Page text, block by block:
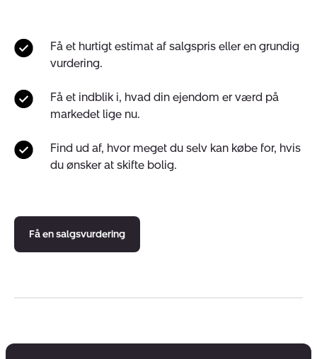
Få et hurtigt estimat af salgspris eller en grundig
vurdering.
Få et indblik i, hvad din ejendom er værd på
markedet lige nu.
Find ud af, hvor meget du selv kan købe for, hvis
du ønsker at skifte bolig.
Få en salgsvurdering